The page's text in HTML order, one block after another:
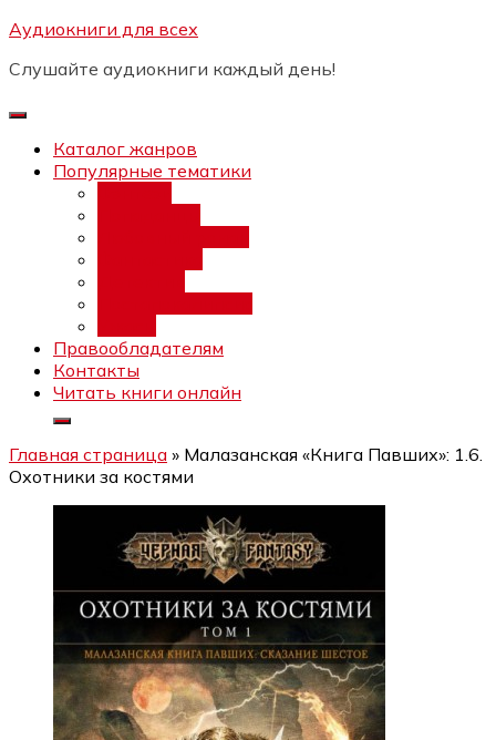
Перейти
содержимому
Аудиокниги для всех
Слушайте аудиокниги каждый день!
Каталог жанров
Популярные тематики
Правообладателям
Контакты
Читать книги онлайн
Главная страница » Малазанская «Книга Павших»: 1.6.
Охотники за костями
Бесплатный интенсив:
каналов"